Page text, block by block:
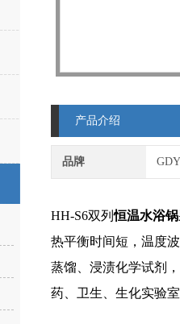
产品介绍
品牌
HH-S6双列恒温水浴锅
热平衡时间短，温度
蒸馏、浸渍化学试剂
药、卫生、生化实验